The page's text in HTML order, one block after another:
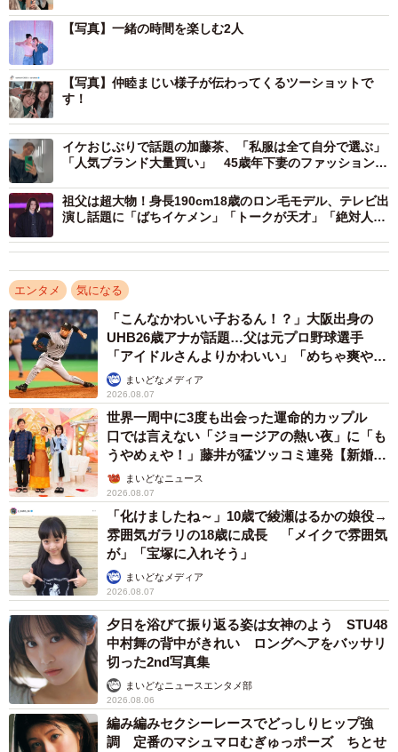
ても活躍しています。また、2024年放送のTBS系ドラマ
「不適切にもほどがある！」にて「メイクさん」役で出演
しており、目のやり場に困る「メイクさん」として話題に
なりました。
【写真】一緒の時間を楽しむ2人
【写真】仲睦まじい様子が伝わってくるツーショットで
す！
イケおじぶりで話題の加藤茶、「私服は全て自分で選ぶ」
「人気ブランド大量買い」 45歳年下妻のファッションチ
祖父は超大物！身長190cm18歳のロン毛モデル、テレビ出
演し話題に「ばちイケメン」「トークが天才」「絶対人気
エンタメ 気になる
「こんなかわいい子おるん！？」大阪出身の
UHB26歳アナが話題…父は元プロ野球選手
「アイドルさんよりかわいい」「めちゃ爽や
か」まいどなメディア
2026.08.07
世界一周中に3度も出会った運命的カップル
口では言えない「ジョージアの熱い夜」に「も
うやめぇや！」藤井が猛ツッコミ連発【新婚さ
ん】まいどなニュース
2026.08.07
「化けましたね～」10歳で綾瀬はるかの娘役→
雰囲気ガラリの18歳に成長 「メイクで雰囲気
が」「宝塚に入れそう」
まいどなメディア
2026.08.07
夕日を浴びて振り返る姿は女神のよう STU48
中村舞の背中がきれい ロングヘアをバッサリ
切った2nd写真集
まいどなニュースエンタメ部
2026.08.06
編み編みセクシーレースでどっしりヒップ強
調 定番のマシュマロむぎゅっポーズ ちとせ